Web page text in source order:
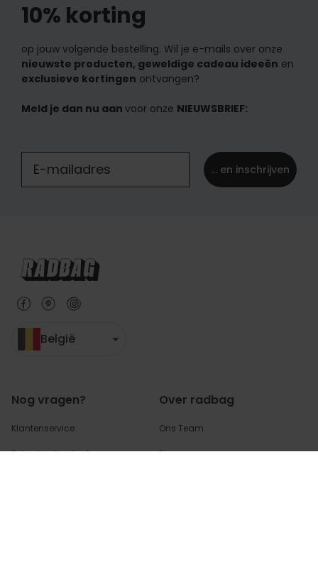
10% korting
op jouw volgende bestelling. Wil je e-mails over onze
nieuwste producten, geweldige cadeau ideeën en
exclusieve kortingen ontvangen?
Meld je dan nu aan voor onze NIEUWSBRIEF:
... en inschrijven
België
Nog vragen?
Klantenservice
Betaalmethoden?
Over radbag
Ons Team
Blog